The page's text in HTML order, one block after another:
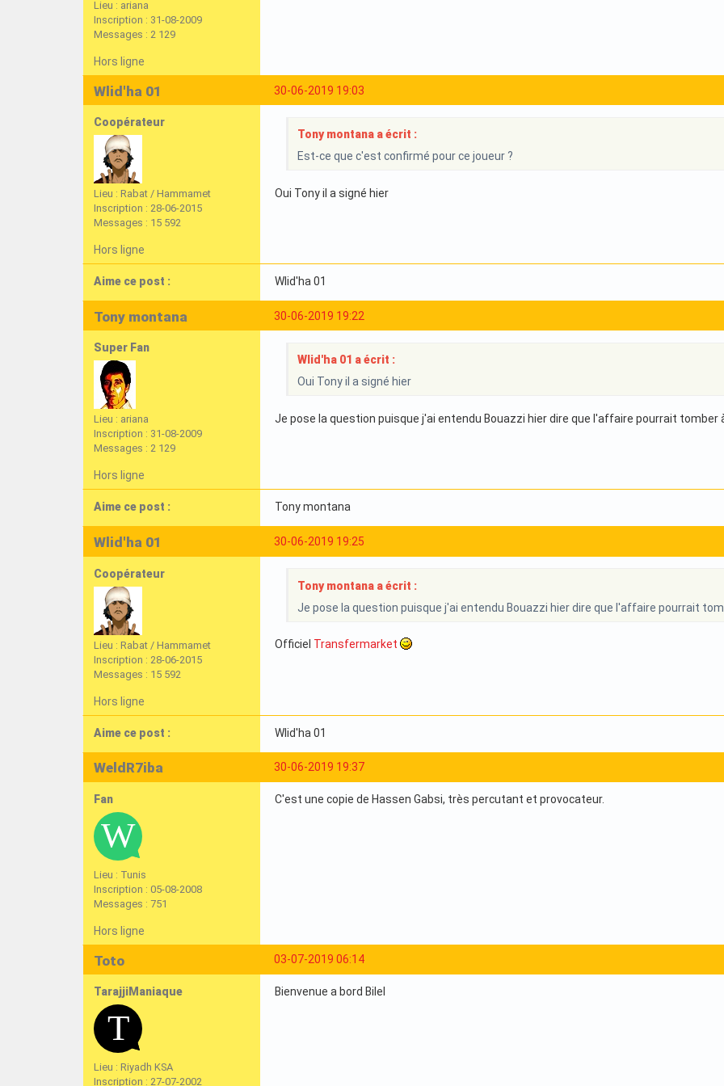
Lieu : ariana
Inscription : 31-08-2009
Messages : 2 129
Hors ligne
30-06-2019 19:03
Wlid'ha 01
Coopérateur
Lieu : Rabat / Hammamet
Inscription : 28-06-2015
Messages : 15 592
Tony montana a écrit :
Est-ce que c'est confirmé pour ce joueur ?
Oui Tony il a signé hier
Hors ligne
Aime ce post : Wlid'ha 01
30-06-2019 19:22
Tony montana
Super Fan
Lieu : ariana
Inscription : 31-08-2009
Messages : 2 129
Wlid'ha 01 a écrit :
Oui Tony il a signé hier
Je pose la question puisque j'ai entendu Bouazzi hier dire que l'affaire pourrait tomber
Hors ligne
Aime ce post : Tony montana
30-06-2019 19:25
Wlid'ha 01
Coopérateur
Lieu : Rabat / Hammamet
Inscription : 28-06-2015
Messages : 15 592
Tony montana a écrit :
Je pose la question puisque j'ai entendu Bouazzi hier dire que l'affaire pourrait
Officiel Transfermarket
Hors ligne
Aime ce post : Wlid'ha 01
30-06-2019 19:37
WeldR7iba
Fan
Lieu : Tunis
Inscription : 05-08-2008
Messages : 751
C'est une copie de Hassen Gabsi, très percutant et provocateur.
Hors ligne
03-07-2019 06:14
Toto
TarajjiManiaque
Lieu : Riyadh KSA
Inscription : 27-07-2002
Bienvenue a bord Bilel